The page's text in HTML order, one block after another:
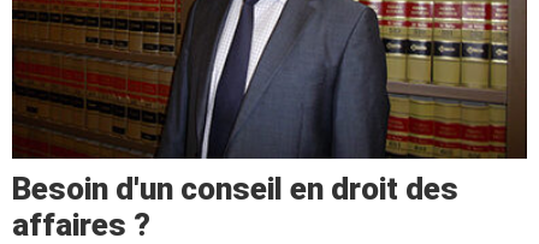
Besoin d'un conseil en droit des
affaires ?